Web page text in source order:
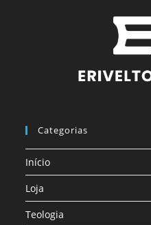
Categorias
Início
Loja
Teologia